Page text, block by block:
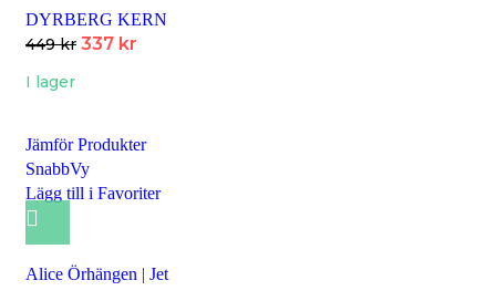
DYRBERG KERN
449kr 337 kr
I lager
Jämför Produkter
SnabbVy
Lägg till i Favoriter
Alice Örhängen | Jet